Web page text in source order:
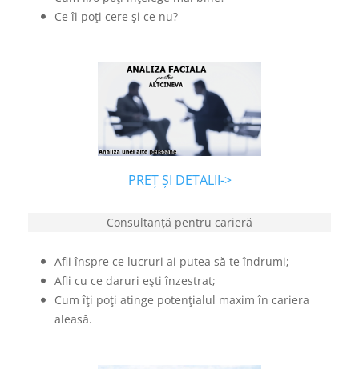
Ce îi poţi cere şi ce nu?
PREȚ ȘI DETALII->
Consultanță pentru carieră
Afli înspre ce lucruri ai putea să te îndrumi;
Afli cu ce daruri eşti înzestrat;
Cum îţi poţi atinge potenţialul maxim în cariera
aleasă.